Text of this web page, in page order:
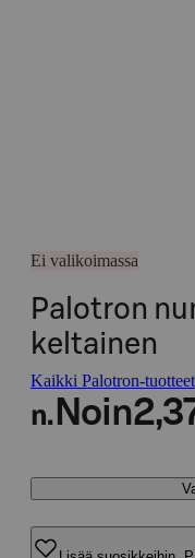
Ei valikoimassa
Palotron
keltainen
Kaikki Palotron-tuotteet
n. Noin